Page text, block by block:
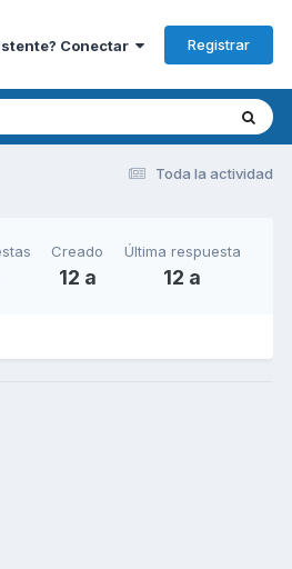
Conectar Registrar
Toda la actividad
Creado
12 a
Última respuesta
12 a